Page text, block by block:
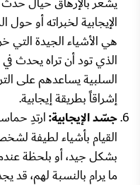
الإيجابية لخبراته أو
هي الأشياء الجيدة التي
الذي تود أن تراه يحدث في
السلبية يساعدهم على
إشراقاً بطريقة إيجابية.
جسّد الإيجابية:ارتدِ
القيام بأشياء لطيفة
بشكل جيد، أو بلحظة
ما يرام بالنسبة لهم، قد